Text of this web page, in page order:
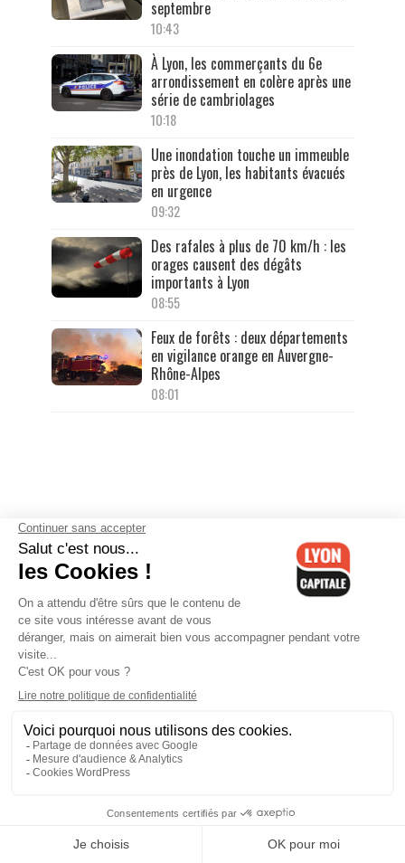
septembre
10:43
À Lyon, les commerçants du 6e
arrondissement en colère après une
série de cambriolages
10:18
Une inondation touche un immeuble
près de Lyon, les habitants évacués
en urgence
09:32
Des rafales à plus de 70 km/h : les
orages causent des dégâts
importants à Lyon
08:55
Feux de forêts : deux départements
en vigilance orange en Auvergne-
Rhône-Alpes
08:01
10H00-13H00
Anthony Martins Misse